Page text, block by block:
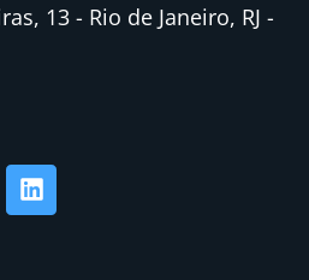
13 - Rio de Janeiro, RJ -